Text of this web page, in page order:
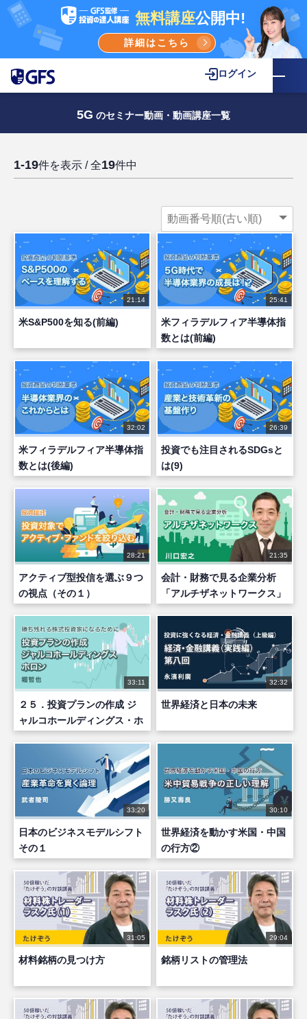
無料講座公開中!
詳細はこちら
ログイン
5G のセミナー動画・動画講座一覧
1-19件を表示 / 全19件中
21:14
米S&P500を知る(前編)
25:41
米フィラデルフィア半導体指
数とは(前編)
32:02
米フィラデルフィア半導体指
数とは(後編)
26:39
投資でも注目されるSDGsと
は(9)
28:21
アクティブ型投信を選ぶ９つ
の視点（その１）
21:35
会計・財務で見る企業分析
「アルチザネットワークス」
33:11
２５．投資プランの作成 ジ
ャルコホールディングス・ホ
ロン
32:32
世界経済と日本の未来
33:20
日本のビジネスモデルシフト
その１
30:10
世界経済を動かす米国・中国
の行方②
31:05
材料銘柄の見つけ方
29:04
銘柄リストの管理法